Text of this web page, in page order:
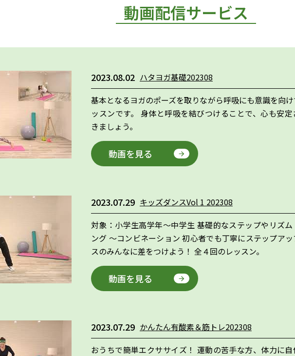
動画配信サービス
2023.08.02 ハタヨガ基礎202308
基本となるヨガのポーズを取りながら呼吸にも意識を向
ッスンです。 身体と呼吸を結びつけることで、心も安
きましょう。
動画を見る
2023.07.29 キッズダンスVol 1 202308
対象：小学生高学年～中学生 基礎的なステップやリズ
ング ～コンビネーション 初心者でも丁寧にステップア
スのみんなに差をつけよう！ 全４回のレッスン。
動画を見る
2023.07.29 かんたん有酸素＆筋トレ202308
おうちで簡単エクササイズ！ 運動の苦手な方、体力に